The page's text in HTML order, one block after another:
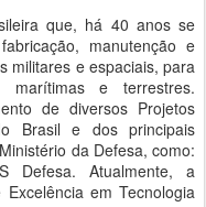
que, há 40 anos se
manutenção e
militares e espaciais, para
marítimas e terrestres.
de diversos Projetos
Brasil e dos principais
da Defesa, como:
Defesa. Atualmente, a
em Tecnologia